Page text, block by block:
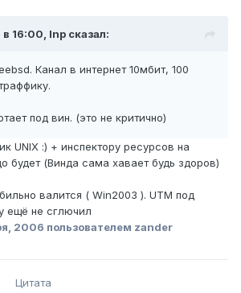
16:00, Inp сказал:
Канал в интернет 10мбит, 100
под вин. (это не критично)
UNIX :) + инспектору ресурсов на
будет (Винда сама хавает будь здоров)
валится ( Win2003 ). UTM под
ещё не сглючил
2006 пользователем zander
Цитата